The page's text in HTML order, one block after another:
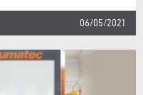
06/05/2021